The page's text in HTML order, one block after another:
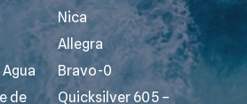
de
Nica
Allegra
Bravo-0
Quicksilver 605 –